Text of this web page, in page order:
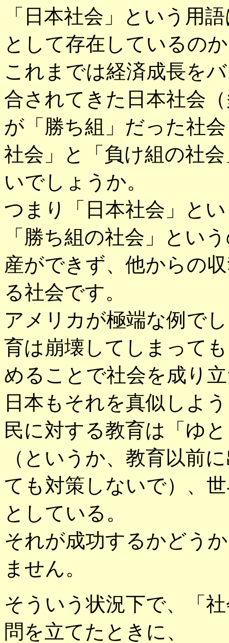
「日本社会」という用
として存在しているの
これまでは経済成長を
合されてきた日本社会
が「勝ち組」だった社
社会」と「負け組の社
いでしょうか。
つまり「日本社会」と
「勝ち組の社会」とい
産ができず、他からの
る社会です。
アメリカが極端な例で
育は崩壊してしまって
めることで社会を成り
日本もそれを真似しよ
民に対する教育は「ゆ
（というか、教育以前
ても対策しないで）、
としている。
それが成功するかどう
ません。
そういう状況下で、「
問を立てたときに、